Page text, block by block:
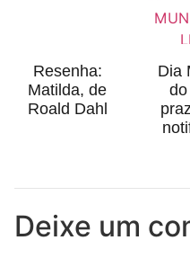
Resenha:
Matilda, de
Roald Dahl
Dia
Deixe um